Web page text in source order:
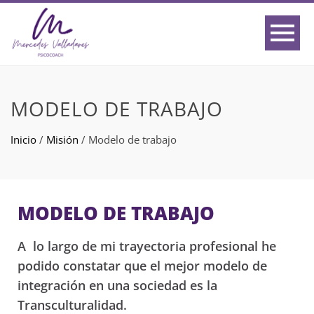
MODELO DE TRABAJO
Inicio / Misión / Modelo de trabajo
MODELO DE TRABAJO
A lo largo de mi trayectoria profesional he
podido constatar que el mejor modelo de
integración en una sociedad es la
Transculturalidad.